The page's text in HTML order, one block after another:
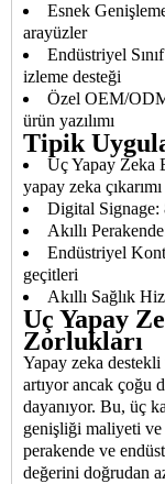
Esnek
arayüzler
Endüstriyel
izleme desteği
Özel OEM/
ürün yazılımı
Tipik
Uç Yapay Zeka
yapay zeka çıkarımı
Digital Signage:
Akıllı
Endüstriyel
geçitleri
Akıllı Sağlık
Uç Yapay
Zorlukları
Yapay zeka
artıyor ancak çoğu
dayanıyor. Bu, üç
genişliği maliyeti
perakende ve
değerini doğrudan